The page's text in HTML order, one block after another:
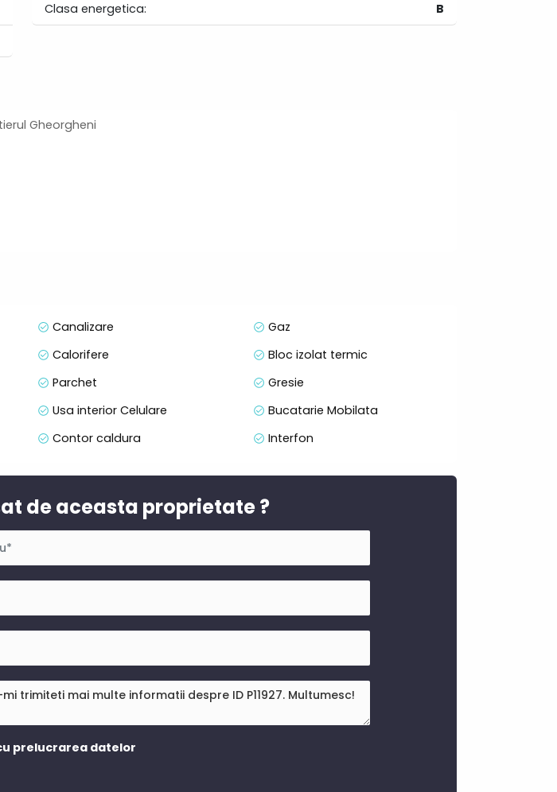
Clasa energetica:
B
Gheorgheni
o familie.
Canalizare
Gaz
Calorifere
Bloc izolat termic
Parchet
Gresie
Usa interior Celulare
Bucatarie Mobilata
Contor caldura Interfon
de aceasta proprietate ?
prelucrarea datelor